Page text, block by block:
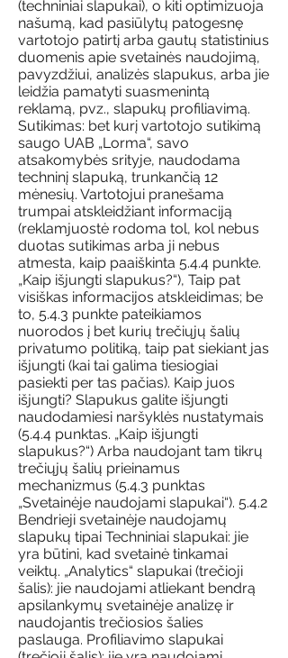
(techniniai slapukai), o kiti optimizuoja
našumą, kad pasiūlytų patogesnę
vartotojo patirtį arba gautų statistinius
duomenis apie svetainės naudojimą,
pavyzdžiui, analizės slapukus, arba jie
leidžia pamatyti suasmenintą
reklamą, pvz., slapukų profiliavimą.
Sutikimas: bet kurį vartotojo sutikimą
saugo UAB „Lorma“, savo
atsakomybės srityje, naudodama
techninį slapuką, trunkančią 12
mėnesių. Vartotojui pranešama
trumpai atskleidžiant informaciją
(reklamjuostė rodoma tol, kol nebus
duotas sutikimas arba ji nebus
atmesta, kaip paaiškinta 5.4.4 punkte.
„Kaip išjungti slapukus?“), Taip pat
visiškas informacijos atskleidimas; be
to, 5.4.3 punkte pateikiamos
nuorodos į bet kurių trečiųjų šalių
privatumo politiką, taip pat siekiant jas
išjungti (kai tai galima tiesiogiai
pasiekti per tas pačias). Kaip juos
išjungti? Slapukus galite išjungti
naudodamiesi naršyklės nustatymais
(5.4.4 punktas. „Kaip išjungti
slapukus?“) Arba naudojant tam tikrų
trečiųjų šalių prieinamus
mechanizmus (5.4.3 punktas
„Svetainėje naudojami slapukai“). 5.4.2
Bendrieji svetainėje naudojamų
slapukų tipai Techniniai slapukai: jie
yra būtini, kad svetainė tinkamai
veiktų. „Analytics“ slapukai (trečioji
šalis): jie naudojami atliekant bendrą
apsilankymų svetainėje analizę ir
naudojantis trečiosios šalies
paslauga. Profiliavimo slapukai